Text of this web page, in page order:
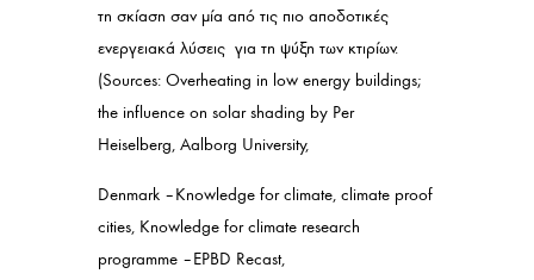
τη σκίαση σαν μία από τις πιο αποδοτικές
ενεργειακά λύσεις για τη ψύξη των κτιρίων.
(Sources: Overheating in low energy buildings;
the influence on solar shading by Per
Heiselberg, Aalborg University,
Denmark – Knowledge for climate, climate proof
cities, Knowledge for climate research
programme – EPBD Recast,